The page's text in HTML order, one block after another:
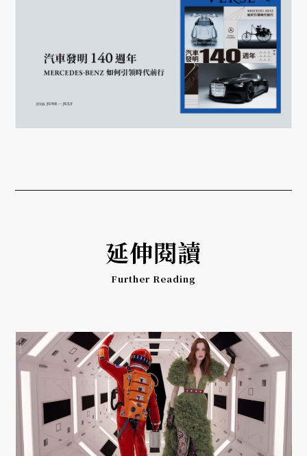
延伸閱讀
Further Reading